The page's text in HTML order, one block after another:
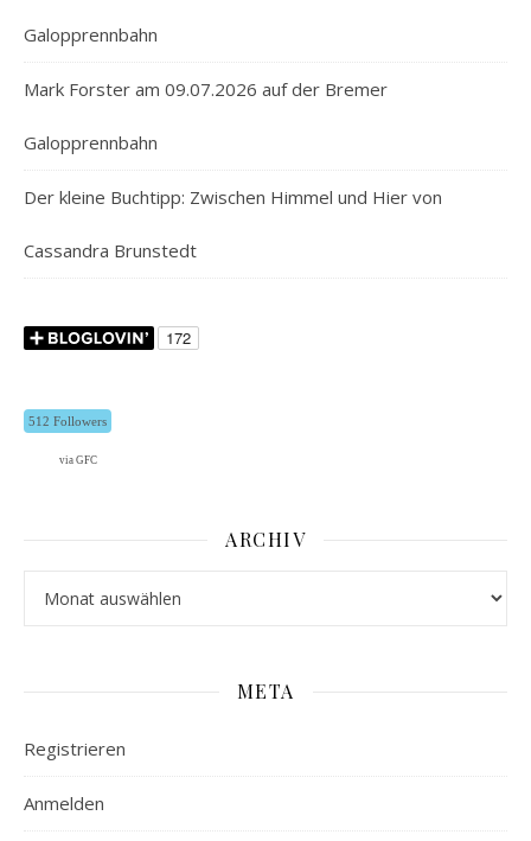
Galopprennbahn
Mark Forster am 09.07.2026 auf der Bremer
Galopprennbahn
Der kleine Buchtipp: Zwischen Himmel und Hier von
Cassandra Brunstedt
512 Followers
via GFC
ARCHIV
META
Registrieren
Anmelden